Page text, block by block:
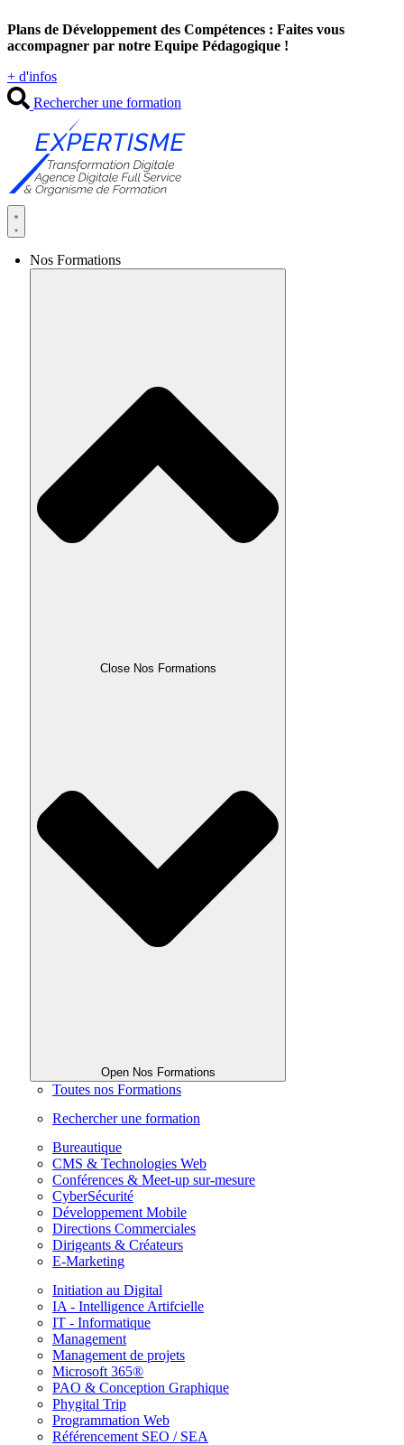
au
contenu
Plans de Développement des Compétences : Faites vous
accompagner par notre Equipe Pédagogique !
+ d'infos
Rechercher une formation
Nos Formations
Close Nos Formations
Open Nos Formations
Toutes nos Formations
Rechercher une formation
Bureautique
CMS & Technologies Web
Conférences & Meet-up sur-mesure
CyberSécurité
Développement Mobile
Directions Commerciales
Dirigeants & Créateurs
E-Marketing
Initiation au Digital
IA - Intelligence Artifcielle
IT - Informatique
Management
Management de projets
Microsoft 365®
PAO & Conception Graphique
Phygital Trip
Programmation Web
Référencement SEO / SEA